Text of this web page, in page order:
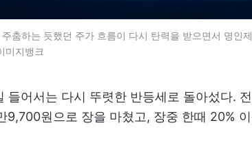
춤하는 듯했던 주가 흐름이 다시 탄력을 받으면서 명인
미지뱅크
들어서는 다시 뚜렷한 반등세로 돌아섰다.
9,700원으로 장을 마쳤고, 장중 한때 20%